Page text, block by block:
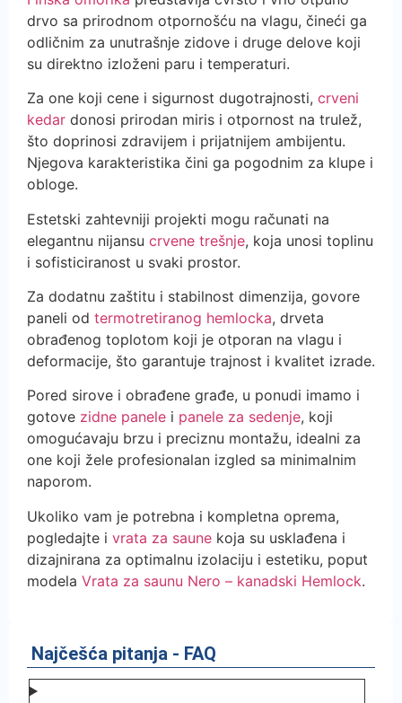
drvo sa prirodnom otpornošću na vlagu, čineći ga
odličnim za unutrašnje zidove i druge delove koji
su direktno izloženi paru i temperaturi.
Za one koji cene i sigurnost dugotrajnosti, crveni
kedar donosi prirodan miris i otpornost na trulež,
što doprinosi zdravijem i prijatnijem ambijentu.
Njegova karakteristika čini ga pogodnim za klupe i
obloge.
Estetski zahtevniji projekti mogu računati na
elegantnu nijansu crvene trešnje, koja unosi toplinu
i sofisticiranost u svaki prostor.
Za dodatnu zaštitu i stabilnost dimenzija, govore
paneli od termotretiranog hemlocka, drveta
obrađenog toplotom koji je otporan na vlagu i
deformacije, što garantuje trajnost i kvalitet izrade.
Pored sirove i obrađene građe, u ponudi imamo i
gotove zidne panele i panele za sedenje, koji
omogućavaju brzu i preciznu montažu, idealni za
one koji žele profesionalan izgled sa minimalnim
naporom.
Ukoliko vam je potrebna i kompletna oprema,
pogledajte i vrata za saune koja su usklađena i
dizajnirana za optimalnu izolaciju i estetiku, poput
modela Vrata za saunu Nero – kanadski Hemlock.
Najčešća pitanja - FAQ